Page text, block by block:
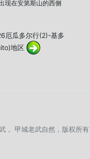
在安第斯山的西侧
厄瓜多尔行(2)-基多
地区
甲城老武自然，版权所